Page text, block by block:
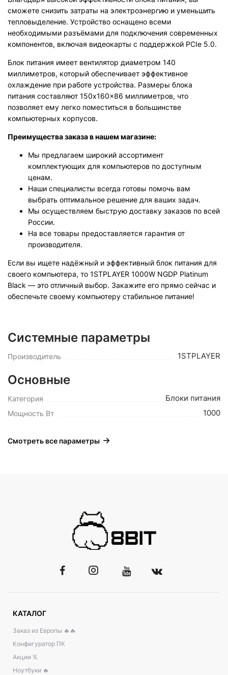
сможете снизить затраты на электроэнергию и уменьшить
тепловыделение. Устройство оснащено всеми
необходимыми разъёмами для подключения современных
компонентов, включая видеокарты с поддержкой PCIe 5.0.
Блок питания имеет вентилятор диаметром 140
миллиметров, который обеспечивает эффективное
охлаждение при работе устройства. Размеры блока
питания составляют 150x160x86 миллиметров, что
позволяет ему легко поместиться в большинстве
компьютерных корпусов.
Преимущества заказа в нашем магазине:
Мы предлагаем широкий ассортимент
комплектующих для компьютеров по доступным
ценам.
Наши специалисты всегда готовы помочь вам
выбрать оптимальное решение для ваших задач.
Мы осуществляем быструю доставку заказов по всей
России.
На все товары предоставляется гарантия от
производителя.
Если вы ищете надёжный и эффективный блок питания для
своего компьютера, то 1STPLAYER 1000W NGDP Platinum
Black — это отличный выбор. Закажите его прямо сейчас и
обеспечьте своему компьютеру стабильное питание!
Системные параметры
Производитель 1STPLAYER
Основные
Категория Блоки питания
Мощность Вт 1000
Смотреть все параметры
КАТАЛОГ
Заказ из Европы 🔥🔥
Конфигуратор ПК
Акции %
Ноутбуки 🔥